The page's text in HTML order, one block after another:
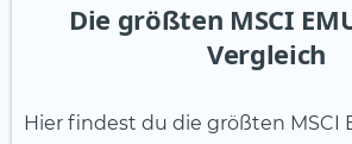
Die größten MSCI
Vergleich
Hier findest du die größten MSCI